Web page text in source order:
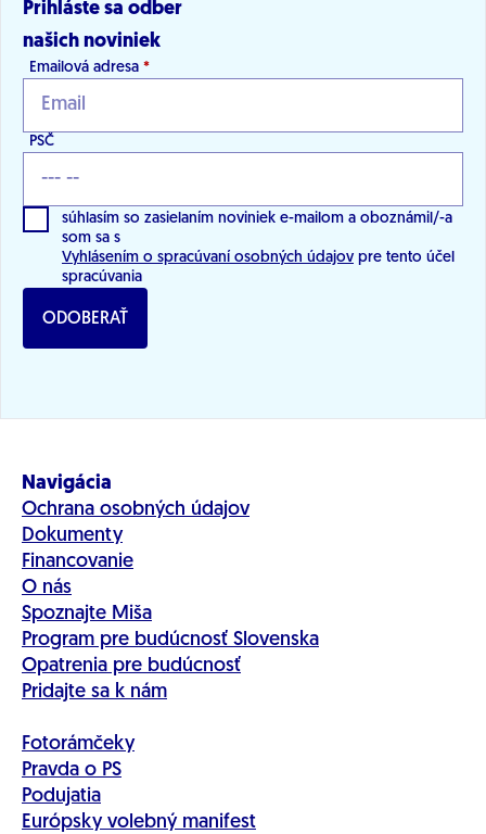
Prihláste sa odber
našich noviniek
Emailová adresa *
PSČ
súhlasím so zasielaním noviniek e-mailom a oboznámil/-a
som sa s
Vyhlásením o spracúvaní osobných údajov pre tento účel
spracúvania
ODOBERAŤ
Navigácia
Ochrana osobných údajov
Dokumenty
Financovanie
O nás
Spoznajte Miša
Program pre budúcnosť Slovenska
Opatrenia pre budúcnosť
Pridajte sa k nám
Fotorámčeky
Pravda o PS
Podujatia
Európsky volebný manifest